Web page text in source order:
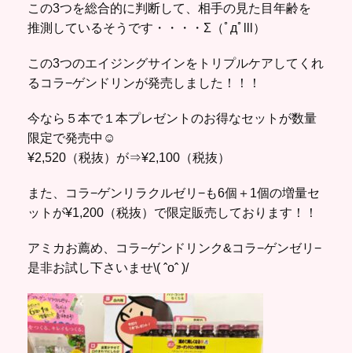
この3つを総合的に判断して、相手の見た目年齢を
推測しているそうです・・・・Σ（ﾟдﾟlll）
この3つのエイジングサインをトリプルケアしてくれ
るコラ−ゲンドリンが発売しました！！！
今なら５本で１本プレゼントのお得なセットが数量
限定で発売中☺︎
¥2,520（税抜）が⇒¥2,100（税抜）
また、コラ−ゲンリラクルゼリ−も6個＋1個の増量セ
ットが¥1,200（税抜）で限定販売しております！！
アミカお薦め、コラ−ゲンドリンク&コラ−ゲンゼリ−
是非お試し下さいませ\( ˆoˆ )/